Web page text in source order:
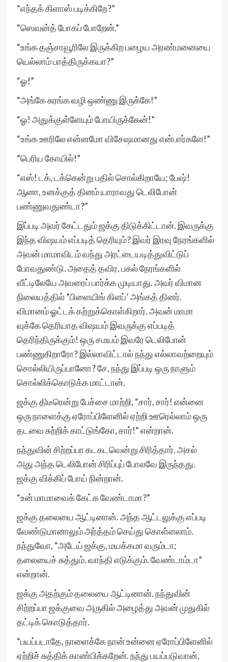
“எந்தக் கிளாஸ் படிக்கிறே?”
“ஸெவன்த் போகப் போறேன்.”
“உங்க தஞ்சாவூரிலே இருக்கிற பழைய அரண்மனையை
யெல்லாம் பாத்திருக்கயா?”
“ஓ!”
“அங்கே சுரங்க வழி ஒண்ணு இருக்கே!”
“ஓ! அதுக்குள்ளேயும் போயிருக்கேன்!”
“உங்க ஊரிலே என்னமோ விசேஷமானது என்பார்களே!”
“பெரிய கோயில்!”
“எஸ்! டக், டக்கென்று பதில் சொல்கிறாயே; பேஷ்!
ஆனா, உனக்குத் தினம் யாராவது டெலிபோன்
பண்ணுவதுண்டா?”
இப்படி அவர் கேட்டதும் ஜக்கு திடுக்கிட்டான். இவருக்கு
இந்த விஷயம் எப்படித் தெரியும்? இவர் இரவு நேரங்களில்
அவன் மாமாவிடம் வந்து அரட்டையடித்துவிட்டுப்
போவதுண்டு. அதைத் தவிர, பகல் நேரங்களில்
வீட்டிலேயே அவரைப் பார்க்க முடியாது. அவர் விமான
நிலையத்தில் ”பிளையிங் கிளப்’ அங்கத் தினர்.
விமானம் ஓட்டக் கற்றுக்கொள்கிறார். அவன் மாமா
வுக்கே தெரியாத விஷயம் இவருக்கு எப்படித்
தெரிந்திருக்கும்! ஒரு சமயம் இவரே டெலிபோன்
பண்ணுகிறாரோ? இல்லாவிட்டால் நந்து எல்லாவற்றையும்
சொல்லியிருப்பானோ? சே, நந்து இப்படி ஒரு நாளும்
சொல்லிக்கொடுக்க மாட்டான்.
ஜக்கு திடீரென்று பேச்சை மாற்றி, “சார், சார்! என்னை
ஒரு நாளைக்கு ஏரோப்பிளேனில் ஏற்றி ஊரெல்லாம் ஒரு
தடவை சுற்றிக் காட்டுங்கோ, சார்!” என்றான்.
நந்துவின் சிற்றப்பா கடகடவென்று சிரித்தார். அசல்
அது அந்த டெலிபோன் சிரிப்புப் போலவே இருந்தது.
ஜக்கு விக்கிப் போய் நின்றான்.
“உன் மாமாவைக் கேட்க வேண்டாமா?”
ஜக்கு தலையை ஆட்டினான். அந்த ஆட்டலுக்கு எப்படி
வேண்டுமானாலும் அர்த்தம் செய்து கொள்ளலாம்.
நந்துவோ, “அடேய் ஜக்கு, மயக்கமா வரும்டா;
தலையைச் சுத்தும். வாந்தி எடுக்கும். வேண்டாம்டா”
என்றான்.
ஜக்கு அதற்கும் தலையை ஆட்டினான். நந்துவின்
சிற்றப்பா ஜக்குவை அருகில் அழைத்து அவன் முதுகில்
தட்டிக் கொடுத்தார்.
“பயப்படாதே, நாளைக்கே நான் உன்னை ஏரோப்பிளேனில்
ஏற்றிச் சுத்திக் காண்பிக்கறேன். நந்து பயப்படுவான்.